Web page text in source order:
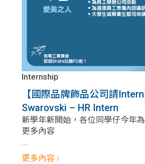
Internship
【國際品牌飾品公司請Intern
Swarovski – HR Intern
新學年新開始，各位同學仔今年
更多內容
...
更多內容